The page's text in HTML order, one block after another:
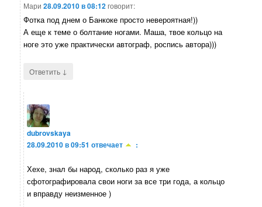
Мари 28.09.2010 в 08:12говорит:
Фотка под днем о Банкоке просто невероятная!))
А еще к теме о болтание ногами. Маша, твое кольцо на
ноге это уже практически автограф, роспись автора)))
Ответить ↓
dubrovskaya
28.09.2010 в 09:51 отвечает :
Хехе, знал бы народ, сколько раз я уже
сфотографировала свои ноги за все три года, а кольцо
и вправду неизменное )